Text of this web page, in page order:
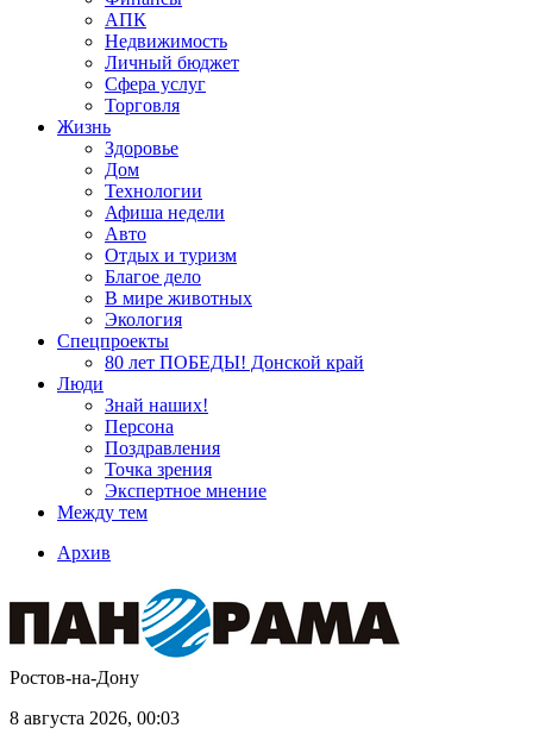
АПК
Недвижимость
Личный бюджет
Сфера услуг
Торговля
Жизнь
Здоровье
Дом
Технологии
Афиша недели
Авто
Отдых и туризм
Благое дело
В мире животных
Экология
Спецпроекты
80 лет ПОБЕДЫ! Донской край
Люди
Знай наших!
Персона
Поздравления
Точка зрения
Экспертное мнение
Между тем
Архив
Ростов-на-Дону
8 августа 2026, 00:03